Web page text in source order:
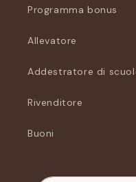
Programma bonus
Allevatore
Addestratore di
Rivenditore
Buoni